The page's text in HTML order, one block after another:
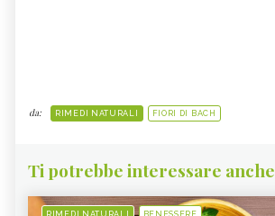
da: RIMEDI NATURALI FIORI DI BACH
Ti potrebbe interessare anche
RIMEDI NATURALI BENESSERE